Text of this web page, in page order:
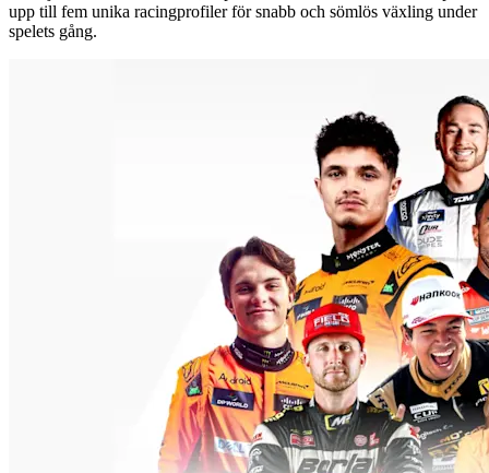
upp till fem unika racingprofiler för snabb och sömlös växling under
spelets gång.